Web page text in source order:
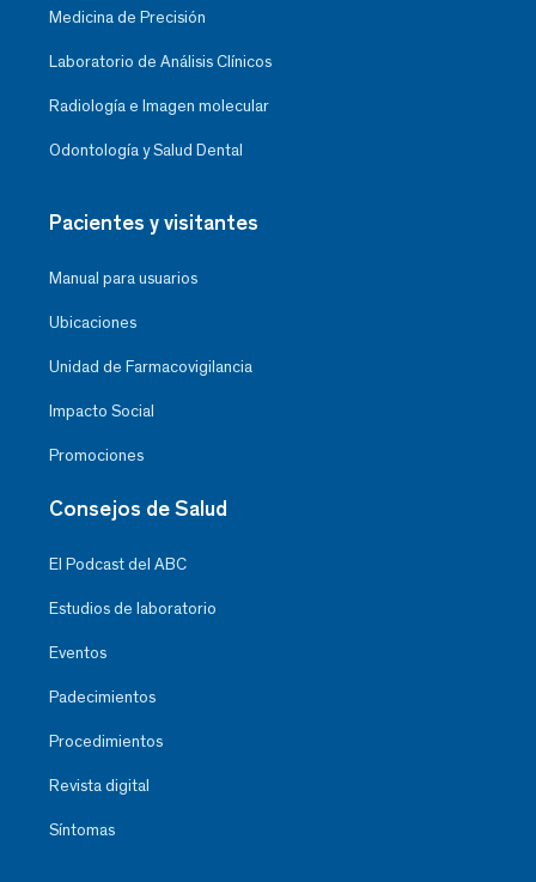
Medicina de Precisión
Laboratorio de Análisis Clínicos
Radiología e Imagen molecular
Odontología y Salud Dental
Pacientes y visitantes
Manual para usuarios
Ubicaciones
Unidad de Farmacovigilancia
Impacto Social
Promociones
Consejos de Salud
El Podcast del ABC
Estudios de laboratorio
Eventos
Padecimientos
Procedimientos
Revista digital
Síntomas